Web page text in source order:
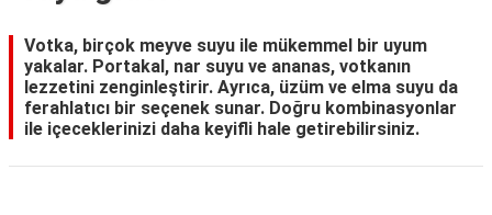
Votka, birçok meyve suyu ile mükemmel bir uyum
yakalar. Portakal, nar suyu ve ananas, votkanın
lezzetini zenginleştirir. Ayrıca, üzüm ve elma suyu da
ferahlatıcı bir seçenek sunar. Doğru kombinasyonlar
ile içeceklerinizi daha keyifli hale getirebilirsiniz.